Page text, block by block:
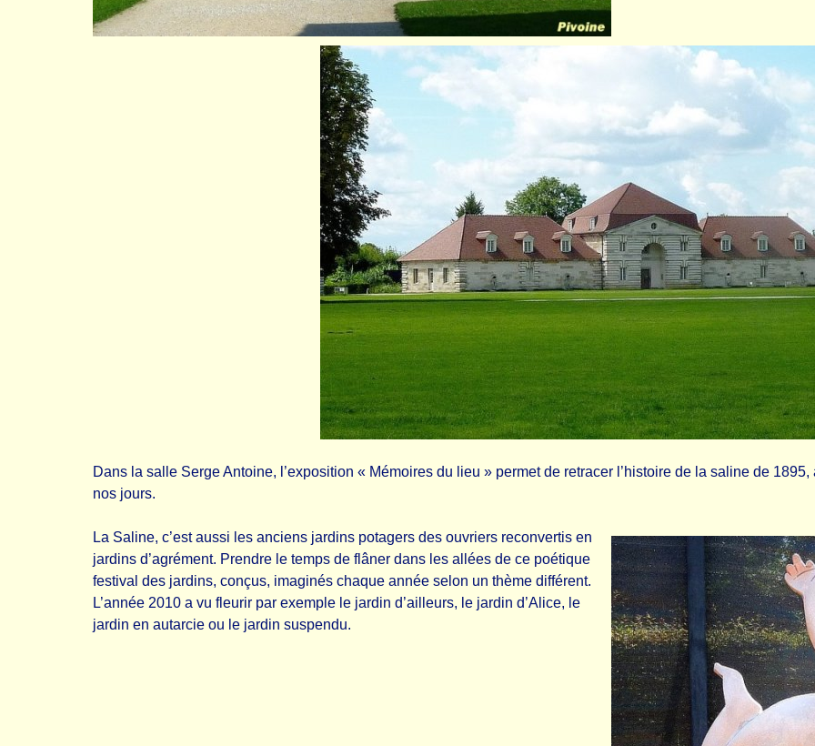
Dans la salle Serge Antoine, l’exposition « Mémoires du lieu » permet de retracer l’histoire de la saline de
nos jours.
La Saline, c’est aussi les anciens jardins potagers des ouvriers reconvertis en
jardins d’agrément. Prendre le temps de flâner dans les allées de ce poétique
festival des jardins, conçus, imaginés chaque année selon un thème différent.
L’année 2010 a vu fleurir par exemple le jardin d’ailleurs, le jardin d’Alice, le
jardin en autarcie ou le jardin suspendu.